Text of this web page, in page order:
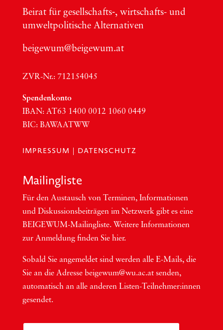
Bei­rat für gesellschafts‑, wirt­schafts- und
umwelt­po­li­ti­sche Alter­na­ti­ven
beigewum@beigewum.at
ZVR-Nr.: 712154045
Spen­den­kon­to
IBAN: AT63 1400 0012 1060 0449
BIC: BAWAATWW
IMPRESSUM | DATENSCHUTZ
Mai­ling­lis­te
Für den Aus­tausch von Ter­mi­nen, Infor­ma­tio­nen
und Dis­kus­si­ons­bei­trä­gen im Netzwerk gibt es eine
BEI­GEWUM-Mai­ling­lis­te. Wei­te­re Infor­ma­tio­nen
zur Anmel­dung fin­den Sie hier.
Sobald Sie ange­mel­det sind wer­den alle E-Mails, die
Sie an die Adres­se beigewum@wu.ac.at sen­den,
auto­ma­tisch an alle ande­ren Lis­ten-Teil­neh­me­r:in­nen
gesendet.